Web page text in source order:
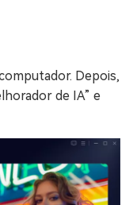
Depois,
de IA” e